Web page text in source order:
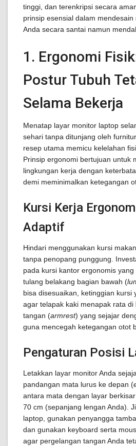
tinggi, dan terenkripsi secara
prinsip esensial dalam
Anda secara santai namun
1. Ergonomi
Postur Tubuh
Selama Bekerja
Menatap layar monitor laptop
sehari tanpa ditunjang oleh
resep utama memicu kelelahan
Prinsip ergonomi bertujuan untuk
lingkungan kerja dengan
demi meminimalkan ketegangan
Kursi Kerja
Adaptif
Hindari menggunakan kursi
tanpa penopang punggung.
pada kursi kantor ergonomis
tulang belakang bagian bawah (
bisa disesuaikan, ketinggian kursi
agar telapak kaki menapak rata
tangan (armrest) yang sejajar
guna mencegah ketegangan otot
Pengaturan Posisi
Letakkan layar monitor Anda
pandangan mata lurus ke depan (
antara mata dengan layar
70 cm (sepanjang lengan Anda).
laptop, gunakan penyangga
dan gunakan keyboard serta
agar pergelangan tangan Anda